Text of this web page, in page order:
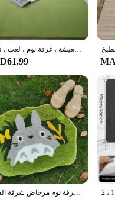
design is perfect for busy
settings, adapting
for your wholesale
فيكاما-سجادة أرضية مانعة للإنزلاق للأطفال ، مساحة كبيرة ، ناعمة ومريحة ، كومة مرجانية يابانية ، سجادة قصيرة ، غرفة معيشة ، غرفة نوم ، لعب ، قراءة
لطيف القط توتوروس الكرتون الكلمة حصيرة المرحاض الحمام المنزلية عدم الانزلاق سجادة باب الشرفة السجاد غرفة نوم مرحاض شرفة السجاد